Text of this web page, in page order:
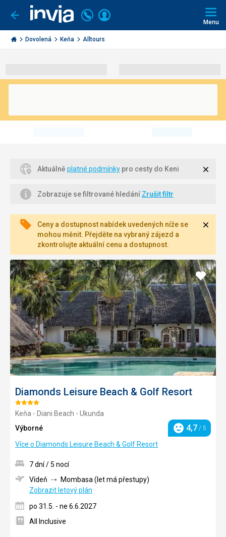
Jít
zpět
Invia.cz
Volejte
226
000
290
Přihlásit
Menu
Dovolená Keňa Alltours
Aktuálně platné podmínky pro cesty do Keni
Zobrazuje se filtrované hledání Zrušit filtr
Ceny a dostupnost nabídek uvedených níže se
mohou měnit. Přejděte na vybraný zájezd a
zkontrolujte aktuální cenu a dostupnost.
Diamonds Leisure Beach & Golf Resort
Hodnocení:
4/5
Keňa - Diani Beach - Ukunda
Výborné
Hodnocení
4,7 / 5
Více o Diamonds Leisure Beach & Golf Resort
Přidat
do
7 dní / 5 nocí
Vídeň
Mombasa (let má přestupy)
Zobrazit letový plán
po 31.5. - ne 6.6.2027
All Inclusive